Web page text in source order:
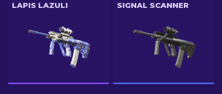
LAPIS LAZULI SIGNAL SCANNER